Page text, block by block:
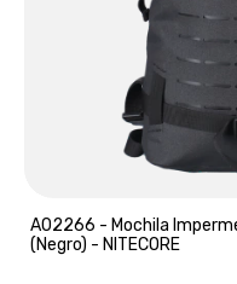
A02266 - Mochila
(Negro) - NITECORE